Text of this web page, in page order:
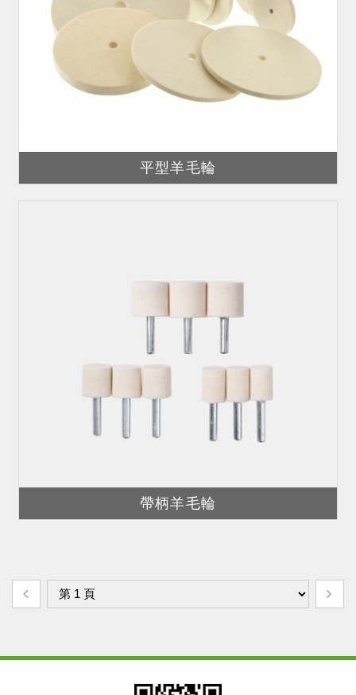
平型羊毛輪
帶柄羊毛輪